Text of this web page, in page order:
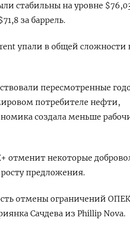
стабильны на уровне
за баррель.
упали в общей сложности
пересмотренные
потребителе нефти,
создала меньше
отменит некоторые
предложения.
отмены ограничений
Сачдева из Phillip Nova.